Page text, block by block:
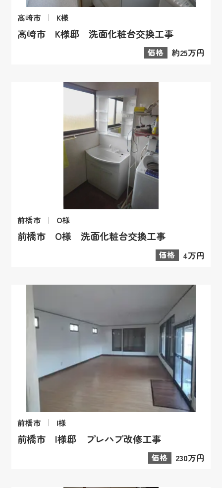
高崎市 K様
高崎市 K様邸 洗面化粧台交換工事
価格 約25万円
前橋市 O様
前橋市 O様 洗面化粧台交換工事
価格 4万円
前橋市 I様
前橋市 I様邸 プレハブ改修工事
価格 230万円